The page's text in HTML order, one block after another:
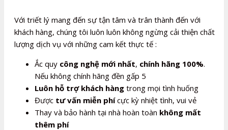
Với triết lý mang đến sự tận tâm và trân thành đến với
khách hàng, chúng tôi luôn luôn không ngừng cải thiện chất
lượng dịch vụ với những cam kết thực tế :
Ắc quy công nghệ mới nhất, chính hãng 100%.
Nếu không chính hãng đền gấp 5
Luôn hỗ trợ khách hàng trong mọi tình huống
Được tư vấn miễn phícực kỳ nhiệt tình, vui vẻ
Thay và bảo hành tại nhà hoàn toàn không mất
thêm phí